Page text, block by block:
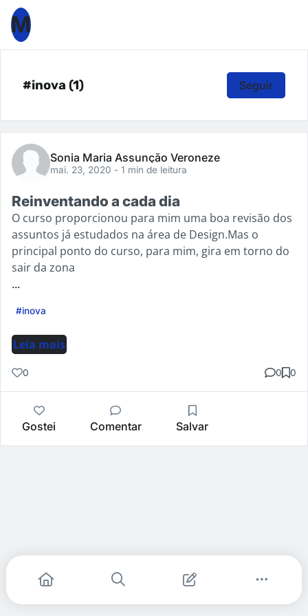
M
#inova (1) Seguir
Sonia Maria Assunção Veroneze
mai. 23, 2020 - 1 min de leitura
Reinventando a cada dia
O curso proporcionou para mim uma boa revisão dos
assuntos já estudados na área de Design.Mas o
principal ponto do curso, para mim, gira em torno do
sair da zona
...
#inova
Leia mais
0 0 0
Gostei Comentar Salvar